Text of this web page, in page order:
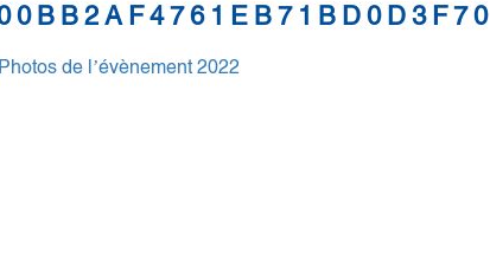
Photos de l’évènement 2022